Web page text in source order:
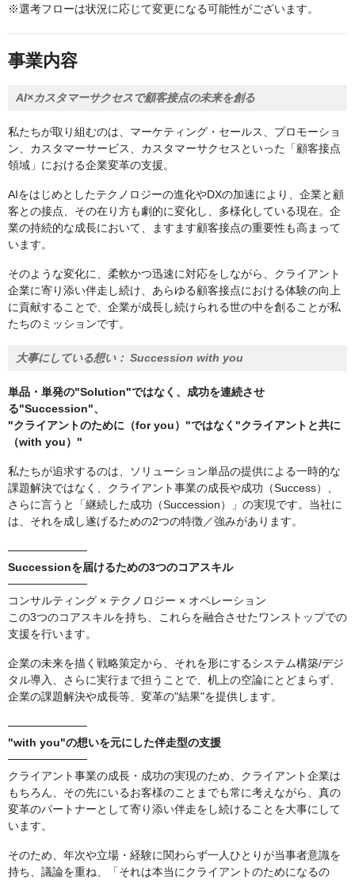
※選考フローは状況に応じて変更になる可能性がございます。
事業内容
AI×カスタマーサクセスで顧客接点の未来を創る
私たちが取り組むのは、マーケティング・セールス、プロモーショ
ン、カスタマーサービス、カスタマーサクセスといった「顧客接点
領域」における企業変革の支援。
AIをはじめとしたテクノロジーの進化やDXの加速により、企業と顧
客との接点、その在り方も劇的に変化し、多様化している現在。企
業の持続的な成長において、ますます顧客接点の重要性も高まって
います。
そのような変化に、柔軟かつ迅速に対応をしながら、クライアント
企業に寄り添い伴走し続け、あらゆる顧客接点における体験の向上
に貢献することで、企業が成長し続けられる世の中を創ることが私
たちのミッションです。
大事にしている想い： Succession with you
単品・単発の"Solution"ではなく、成功を連続させ
る"Succession"、
"クライアントのために（for you）"ではなく"クライアントと共に
（with you）"
私たちが追求するのは、ソリューション単品の提供による一時的な
課題解決ではなく、クライアント事業の成長や成功（Success）、
さらに言うと「継続した成功（Succession）」の実現です。当社に
は、それを成し遂げるための2つの特徴／強みがあります。
──────────
Successionを届けるための3つのコアスキル
──────────
コンサルティング × テクノロジー × オペレーション
この3つのコアスキルを持ち、これらを融合させたワンストップでの
支援を行います。
企業の未来を描く戦略策定から、それを形にするシステム構築/デジ
タル導入、さらに実行まで担うことで、机上の空論にとどまらず、
企業の課題解決や成長等、変革の"結果"を提供します。
──────────
"with you"の想いを元にした伴走型の支援
──────────
クライアント事業の成長・成功の実現のため、クライアント企業は
もちろん、その先にいるお客様のことまでも常に考えながら、真の
変革のパートナーとして寄り添い伴走をし続けることを大事にして
います。
そのため、年次や立場・経験に関わらず一人ひとりが当事者意識を
持ち、議論を重ね、「それは本当にクライアントのためになるの